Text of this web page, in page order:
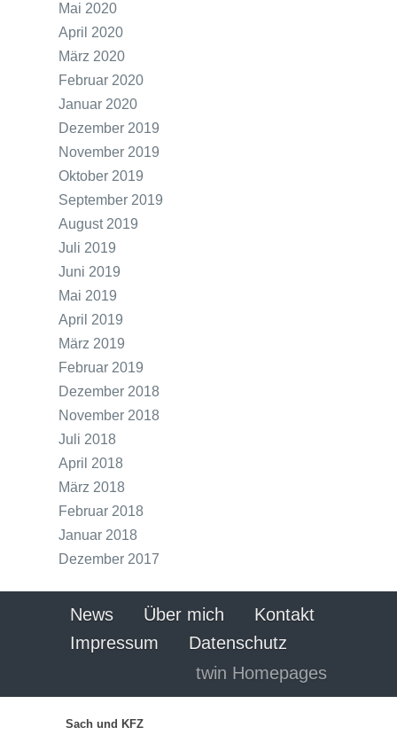
Mai 2020
April 2020
März 2020
Februar 2020
Januar 2020
Dezember 2019
November 2019
Oktober 2019
September 2019
August 2019
Juli 2019
Juni 2019
Mai 2019
April 2019
März 2019
Februar 2019
Dezember 2018
November 2018
Juli 2018
April 2018
März 2018
Februar 2018
Januar 2018
Dezember 2017
News Über mich
Kontakt
Impressum
Datenschutz
twin Homepages
Sach und KFZ